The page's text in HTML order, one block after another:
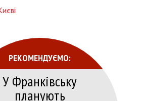
РЕКОМЕНДУЄМО:
У Франківську
планують